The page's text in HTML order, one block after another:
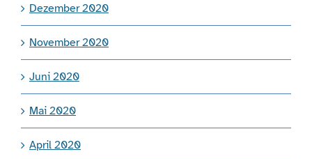
Dezember 2020
November 2020
Juni 2020
Mai 2020
April 2020